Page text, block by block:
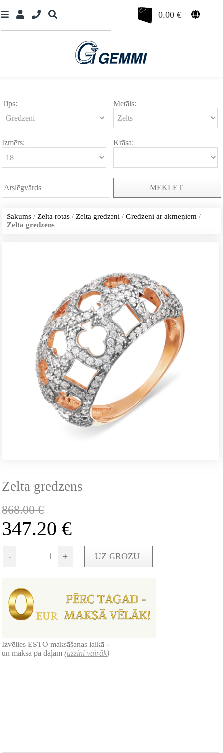
0.00€
Tips: Metāls:
Izmērs: Krāsa:
MEKLĒT
Sākums / Zelta rotas / Zelta gredzeni /Gredzeni ar akmeņiem /
Zelta gredzens
Zelta gredzens
868.00€
347.20€
- + UZ GROZU
Izvēlies ESTO maksāšanas laikā -
un maksā pa daļām(uzzini vairāk)